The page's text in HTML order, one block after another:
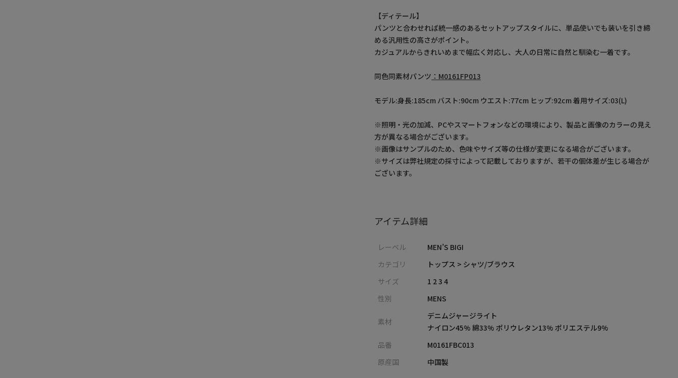
【ディテール】
パンツと合わせれば統一感のあるセットアップスタイルに、単品使いでも装いを引き締
める汎用性の高さがポイント。
カジュアルからきれいめまで幅広く対応し、大人の日常に自然と馴染む一着です。
同色同素材パンツ ：M0161FP013
モデル:身長:185cm バスト:90cm ウエスト:77cm ヒップ:92cm 着用サイズ:03(L)
※照明・光の加減、PCやスマートフォンなどの環境により、製品と画像のカラーの見え
方が異なる場合がございます。
※画像はサンプルのため、色味やサイズ等の仕様が変更になる場合がございます。
※サイズは弊社規定の採寸によって記載しておりますが、若干の個体差が生じる場合が
ございます。
アイテム詳細
レーベル
MEN’S BIGI
カテゴリ
トップス > シャツ/ブラウス
サイズ
1 2 3 4
性別
MENS
素材
デニムジャージライト
ナイロン45% 綿33% ポリウレタン13% ポリエステル9%
品番
M0161FBC013
原産国
中国製